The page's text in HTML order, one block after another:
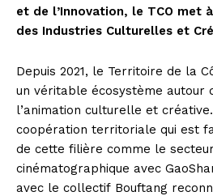
et de l’Innovation, le TCO met
des Industries Culturelles et
Depuis 2021, le Territoire de la
un véritable écosystème autour
l’animation culturelle et créative.
coopération territoriale qui est
de cette filière comme le
cinématographique avec
avec le collectif Bouftang